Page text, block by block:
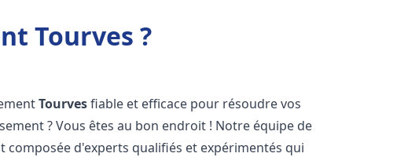
Tourves ?
Tourvesfiable et efficace pour résoudre vos
? Vous êtes au bon endroit ! Notre équipe de
composée d'experts qualifiés et expérimentés qui